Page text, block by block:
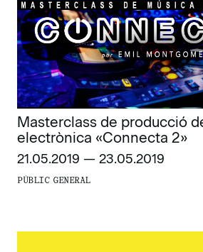
Masterclass de producció
electrònica «Connecta 2»
21.05.2019 — 23.05.2019
PÚBLIC GENERAL